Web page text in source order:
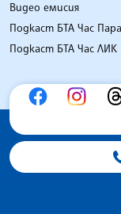
Видео емисия
Подкаст БТА Час
Подкаст БТА Час ЛИК